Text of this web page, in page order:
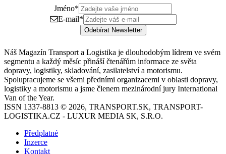
Jméno*
E-mail*
Odebírat Newsletter
Náš Magazín Transport a Logistika je dlouhodobým lídrem ve svém
segmentu a každý měsíc přináší čtenářům informace ze světa
dopravy, logistiky, skladování, zasilatelství a motorismu.
Spolupracujeme se všemi předními organizacemi v oblasti dopravy,
logistiky a motorismu a jsme členem mezinárodní jury International
Van of the Year.
ISSN 1337-8813 © 2026, TRANSPORT.SK, TRANSPORT-
LOGISTIKA.CZ - LUXUR MEDIA SK, S.R.O.
Předplatné
Inzerce
Kontakt